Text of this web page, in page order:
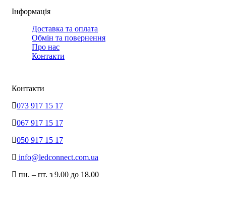
Інформація
Доставка та оплата
Обмін та повернення
Про нас
Контакти
Контакти
073 917 15 17
067 917 15 17
050 917 15 17
info@ledconnect.com.ua
пн. – пт. з 9.00 до 18.00